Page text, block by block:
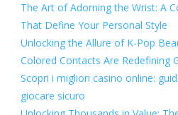
The Art of Adorning the Wrist: A
That Define Your Personal Style
Unlocking the Allure of K-Pop
Colored Contacts Are Redefining
Scopri i migliori casino online:
giocare sicuro